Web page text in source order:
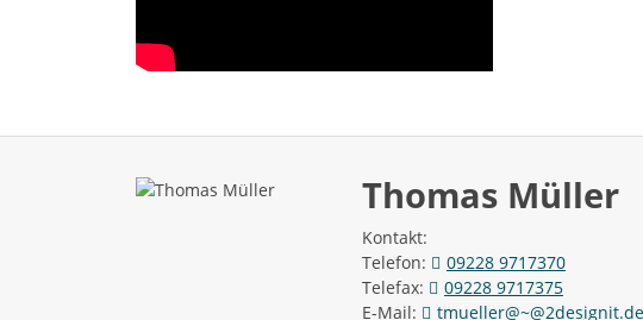
Thomas Müller
Kontakt:
Telefon:
09228 9717370
Telefax:
09228 9717375
E-Mail:
tmueller@~@2designit.de